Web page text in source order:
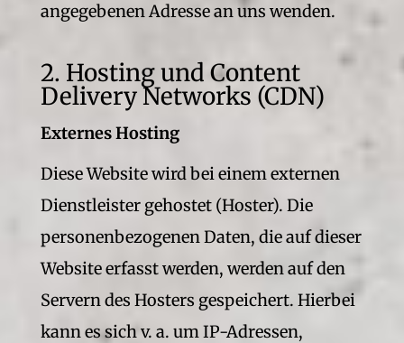
angegebenen Adresse an uns wenden.
2. Hosting und Content
Delivery Networks (CDN)
Externes Hosting
Diese Website wird bei einem externen
Dienstleister gehostet (Hoster). Die
personenbezogenen Daten, die auf dieser
Website erfasst werden, werden auf den
Servern des Hosters gespeichert. Hierbei
kann es sich v. a. um IP-Adressen,